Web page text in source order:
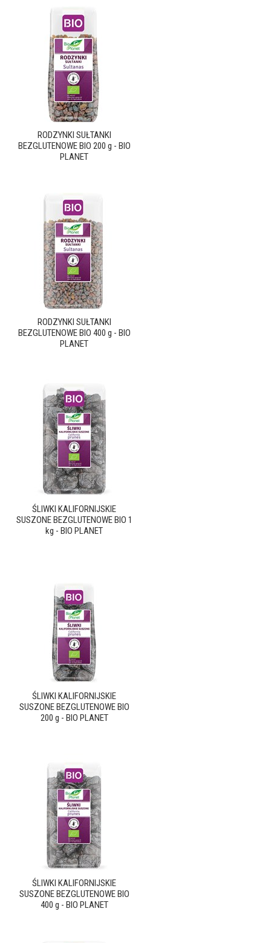
RODZYNKI SUŁTANKI
BEZGLUTENOWE BIO 200 g - BIO
PLANET
RODZYNKI SUŁTANKI
BEZGLUTENOWE BIO 400 g - BIO
PLANET
ŚLIWKI KALIFORNIJSKIE
SUSZONE BEZGLUTENOWE BIO 1
kg - BIO PLANET
ŚLIWKI KALIFORNIJSKIE
SUSZONE BEZGLUTENOWE BIO
200 g - BIO PLANET
ŚLIWKI KALIFORNIJSKIE
SUSZONE BEZGLUTENOWE BIO
400 g - BIO PLANET